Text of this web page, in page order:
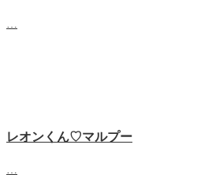
レオンくん♡マルプー